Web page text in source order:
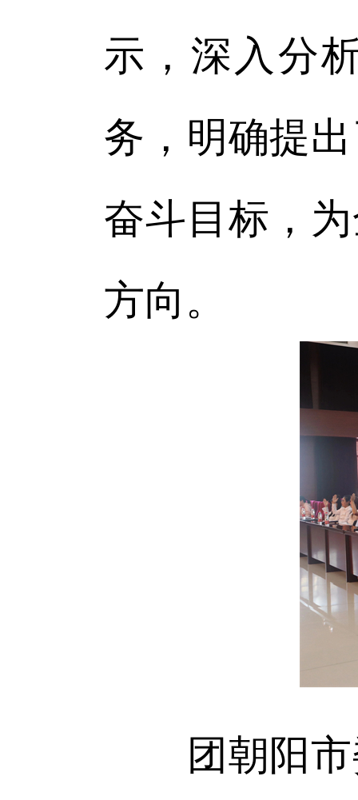
示，深入分
务，明确提
奋斗目标，
方向。
团朝阳市